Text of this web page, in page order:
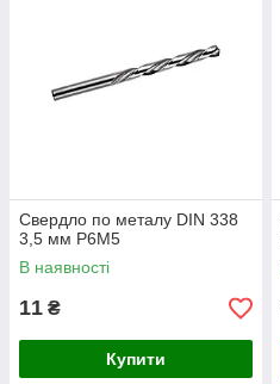
Свердло по металу DIN 338
3,5 мм P6M5
В наявності
11 ₴
Купити